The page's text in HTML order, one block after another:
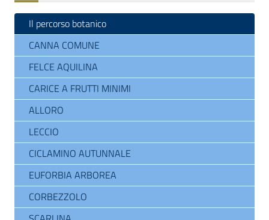
Il percorso botanico
CANNA COMUNE
FELCE AQUILINA
CARICE A FRUTTI MINIMI
ALLORO
LECCIO
CICLAMINO AUTUNNALE
EUFORBIA ARBOREA
CORBEZZOLO